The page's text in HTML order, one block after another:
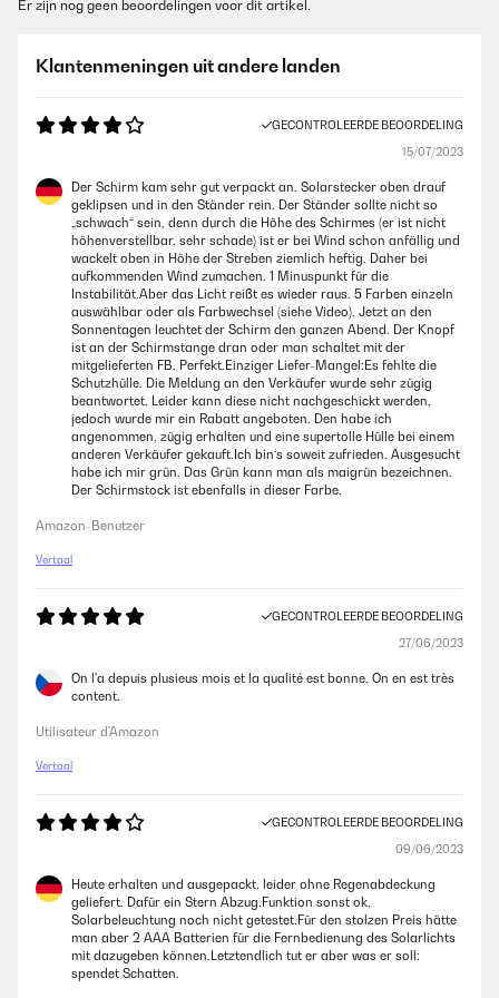
Er zijn nog geen beoordelingen voor dit artikel.
Klantenmeningen uit andere landen
GECONTROLEERDE BEOORDELING
15/07/2023
Der Schirm kam sehr gut verpackt an. Solarstecker oben drauf
geklipsen und in den Ständer rein. Der Ständer sollte nicht so
„schwach“ sein, denn durch die Höhe des Schirmes (er ist nicht
höhenverstellbar, sehr schade) ist er bei Wind schon anfällig und
wackelt oben in Höhe der Streben ziemlich heftig. Daher bei
aufkommenden Wind zumachen. 1 Minuspunkt für die
Instabilität.Aber das Licht reißt es wieder raus. 5 Farben einzeln
auswählbar oder als Farbwechsel (siehe Video). Jetzt an den
Sonnentagen leuchtet der Schirm den ganzen Abend. Der Knopf
ist an der Schirmstange dran oder man schaltet mit der
mitgelieferten FB. Perfekt.Einziger Liefer-Mangel:Es fehlte die
Schutzhülle. Die Meldung an den Verkäufer wurde sehr zügig
beantwortet. Leider kann diese nicht nachgeschickt werden,
jedoch wurde mir ein Rabatt angeboten. Den habe ich
angenommen, zügig erhalten und eine supertolle Hülle bei einem
anderen Verkäufer gekauft.Ich bin‘s soweit zufrieden. Ausgesucht
habe ich mir grün. Das Grün kann man als maigrün bezeichnen.
Der Schirmstock ist ebenfalls in dieser Farbe.
Amazon-Benutzer
Vertaal
GECONTROLEERDE BEOORDELING
27/06/2023
On l'a depuis plusieus mois et la qualité est bonne. On en est très
content.
Utilisateur d'Amazon
Vertaal
GECONTROLEERDE BEOORDELING
09/06/2023
Heute erhalten und ausgepackt, leider ohne Regenabdeckung
geliefert. Dafür ein Stern Abzug.Funktion sonst ok,
Solarbeleuchtung noch nicht getestet.Für den stolzen Preis hätte
man aber 2 AAA Batterien für die Fernbedienung des Solarlichts
mit dazugeben können.Letztendlich tut er aber was er soll:
spendet Schatten.